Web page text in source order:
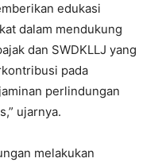
edukasi
dalam mendukung
dan SWDKLLJ yang
pada
perlindungan
ujarnya.
melakukan